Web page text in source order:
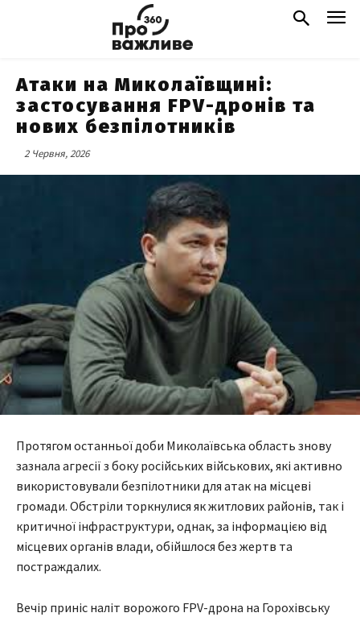
Атаки на Миколаївщині:
застосування FPV-дронів та
нових безпілотників
2 Червня, 2026
Протягом останньої доби Миколаївська область знову
зазнала агресії з боку російських військових, які активно
використовували безпілотники для атак на місцеві
громади. Обстріли торкнулися як житлових районів, так і
критичної інфраструктури, однак, за інформацією від
місцевих органів влади, обійшлося без жертв та
постраждалих.
Вечір приніс наліт ворожого FPV-дрона на Горохівську